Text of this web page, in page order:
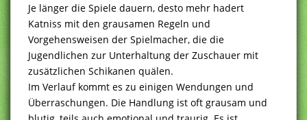
Je länger die Spiele dauern, desto mehr hadert
Katniss mit den grausamen Regeln und
Vorgehensweisen der Spielmacher, die die
Jugendlichen zur Unterhaltung der Zuschauer mit
zusätzlichen Schikanen quälen.
Im Verlauf kommt es zu einigen Wendungen und
Überraschungen. Die Handlung ist oft grausam und